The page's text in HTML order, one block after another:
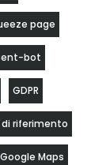
page
bot
GDPR
riferimento
Google Maps